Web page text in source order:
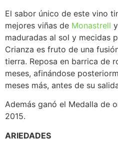
El sabor único de este vino
mejores viñas de Monastrell y
maduradas al sol y mecidas
Crianza es fruto de una
tierra. Reposa en barrica de
meses, afinándose
meses más, antes de su
Además ganó el Medalla de
2015.
ARIEDADES